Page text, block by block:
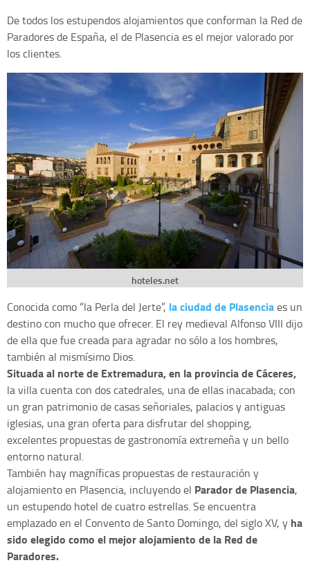
De todos los estupendos alojamientos que conforman la Red de
Paradores de España, el de Plasencia es el mejor valorado por
los clientes.
hoteles.net
Conocida como “la Perla del Jerte”, la ciudad de Plasenciaes un
destino con mucho que ofrecer. El rey medieval Alfonso VIII dijo
de ella que fue creada para agradar no sólo a los hombres,
también al mismísimo Dios.
Situada al norte de Extremadura, en la provincia de Cáceres,
la villa cuenta con dos catedrales, una de ellas inacabada; con
un gran patrimonio de casas señoriales, palacios y antiguas
iglesias, una gran oferta para disfrutar del shopping,
excelentes propuestas de gastronomía extremeña y un bello
entorno natural.
También hay magníficas propuestas de restauración y
alojamiento en Plasencia, incluyendo el Parador de Plasencia,
un estupendo hotel de cuatro estrellas. Se encuentra
emplazado en el Convento de Santo Domingo, del siglo XV, y ha
sido elegido como el mejor alojamiento de la Red de
Paradores.